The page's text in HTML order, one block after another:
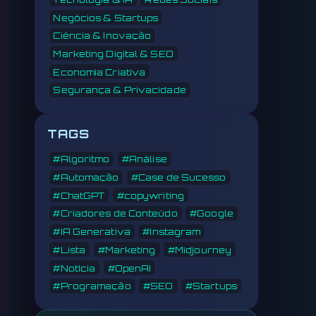
Negócios & Startups
Ciência & Inovação
Marketing Digital & SEO
Economia Criativa
Segurança & Privacidade
TAGS
#Algoritmo
#Análise
#Automação
#Case de Sucesso
#ChatGPT
#copywriting
#Criadores de Conteúdo
#Google
#IA Generativa
#Instagram
#Lista
#Marketing
#Midjourney
#Notícia
#OpenAI
#Programação
#SEO #Startups